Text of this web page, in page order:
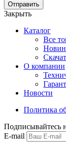
Отправить
Закрыть
Каталог
Все
О компании
Новости
Политика
Подписывайтесь
E-mail